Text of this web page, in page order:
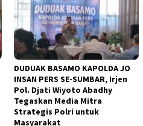
DUDUAK BASAMO KAPOLDA JO
INSAN PERS SE-SUMBAR, Irjen
Pol. Djati Wiyoto Abadhy
Tegaskan Media Mitra
Strategis Polri untuk
Masyarakat